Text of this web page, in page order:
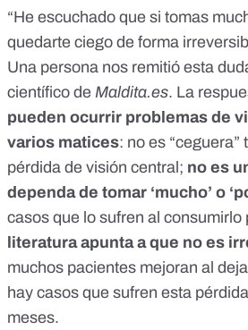
“He escuchado que si tomas
quedarte ciego de forma
Una persona nos remitió esta
científico de Maldita.es. La
pueden ocurrir problemas de
varios matices: no es
pérdida de visión central; no es
dependa de tomar ‘mucho’ o
casos que lo sufren al consumirlo
literatura apunta a que no es
muchos pacientes mejoran al
hay casos que sufren esta
meses.